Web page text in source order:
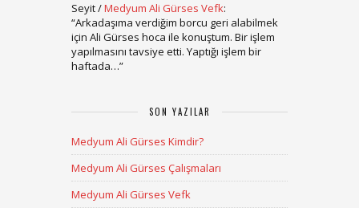
Seyit/Medyum Ali Gürses Vefk:
“Arkadaşıma verdiğim borcu geri alabilmek
için Ali Gürses hoca ile konuştum. Bir işlem
yapılmasını tavsiye etti. Yaptığı işlem bir
haftada…”
SON YAZILAR
Medyum Ali Gürses Kimdir?
Medyum Ali Gürses Çalışmaları
Medyum Ali Gürses Vefk